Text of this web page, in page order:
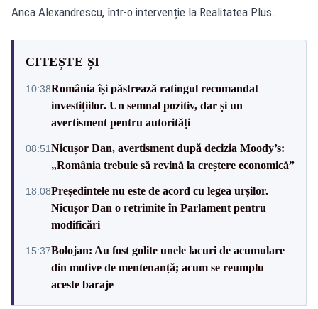
Anca Alexandrescu, într-o intervenție la Realitatea Plus.
CITEȘTE ȘI
10:38România își păstrează ratingul recomandat
investițiilor. Un semnal pozitiv, dar și un
avertisment pentru autorități
08:51Nicușor Dan, avertisment după decizia Moody’s:
„România trebuie să revină la creștere economică”
18:08Președintele nu este de acord cu legea urșilor.
Nicușor Dan o retrimite în Parlament pentru
modificări
15:37Bolojan: Au fost golite unele lacuri de acumulare
din motive de mentenanță; acum se reumplu
aceste baraje